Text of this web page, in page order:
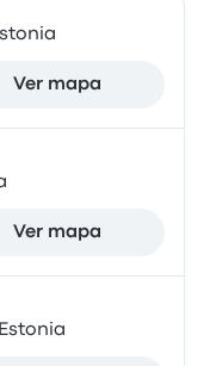
Ver mapa
Ver mapa